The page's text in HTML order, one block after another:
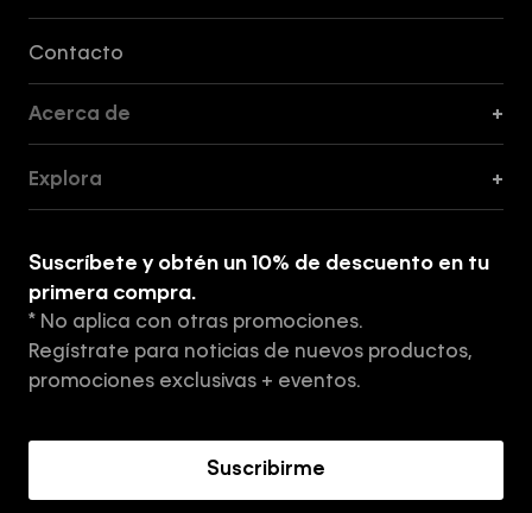
Contacto
Acerca de +
Tiendas
Aviso de privacidad
Términos y Condiciones
Explora +
Suscríbete y obtén un 10% de descuento en tu
primera compra.
* No aplica con otras promociones.
Regístrate para noticias de nuevos productos,
promociones exclusivas + eventos.
Suscribirme